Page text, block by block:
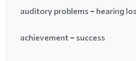
auditory problems = hearing
achievement = success